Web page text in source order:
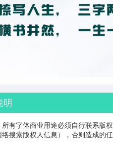
明
有字体商业用途必须自行联系版
搜索版权人信息），否则造成的